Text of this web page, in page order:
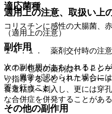
適用上の注意、取扱い上
（適用上の注意）
１４．１． 薬剤交付時の注意
ＰＴＰ包装の薬剤はＰＴＰシ
う指導すること（ＰＴＰシー
食道粘膜へ刺入し、更には穿
な合併症を併発することがある
適応菌種
コリスチンに感性の大腸菌、赤
副作用
次の副作用があらわれること
い、異常が認められた場合に
置を行うこと。
その他の副作用